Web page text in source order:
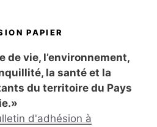
PAPIER
de vie, l’environnement,
la santé et la
du territoire du Pays
d'adhésion à